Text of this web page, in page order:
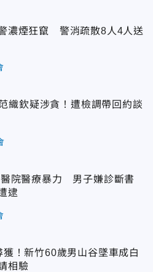
濃煙狂竄 警消疏散8人4人送
織欽疑涉貪！遭檢調帶回約談
院醫療暴力 男子嫌診斷書
逮
獲！新竹60歲男山谷墜車成白
相驗